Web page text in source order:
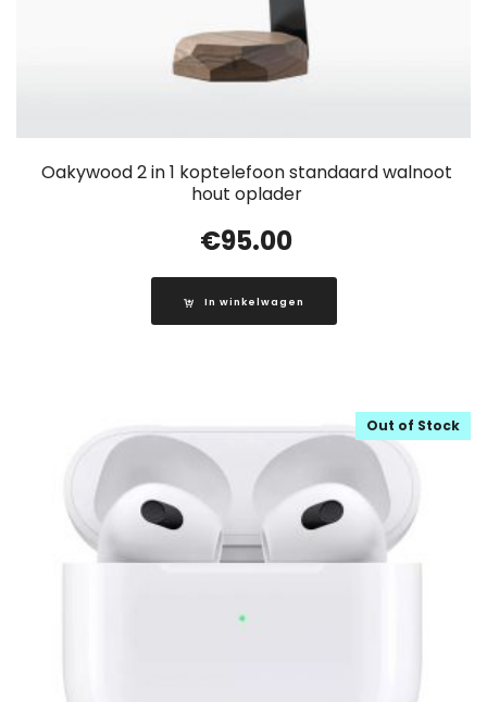
Oakywood 2 in 1 koptelefoon standaard walnoot
hout oplader
€95.00
In winkelwagen
Out of Stock